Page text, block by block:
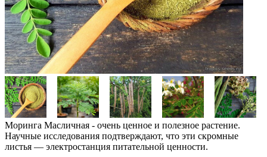
Моринга Масличная - очень ценное и полезное растение.
Научные исследования подтверждают, что эти скромные
листья — электростанция питательной ценности.